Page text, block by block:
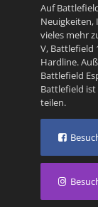
Auf
Neuigkeiten,
vieles mehr
V, Battlefield
Hardline.
Battlefield
Battlefield
teilen.